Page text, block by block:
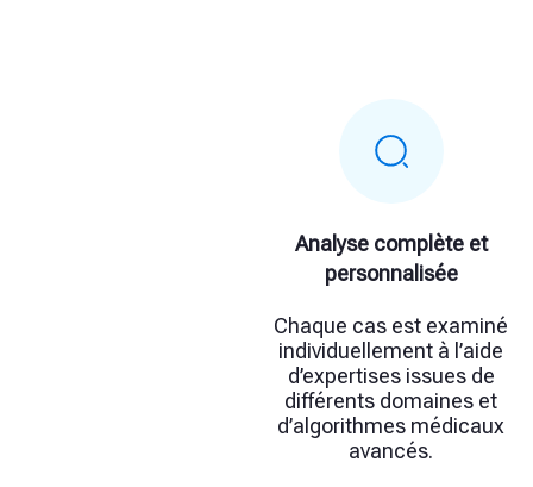
Analyse complète et
personnalisée
Chaque cas est examiné
individuellement à l’aide
d’expertises issues de
différents domaines et
d’algorithmes médicaux
avancés.